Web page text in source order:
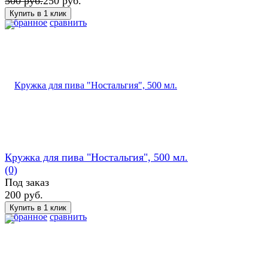
избранное сравнить
избранное сравнить
Кружка для пива "Ностальгия", 500 мл.
(0)
Под заказ
200 руб.